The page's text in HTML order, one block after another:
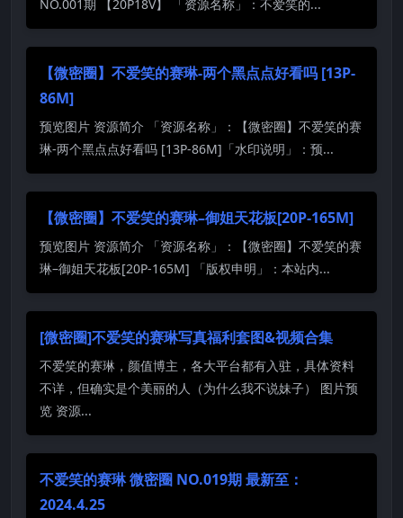
NO.001期 【20P18V】 「资源名称」：不爱笑的...
【微密圈】不爱笑的赛琳-两个黑点点好看吗 [13P-
86M]
预览图片 资源简介 「资源名称」：【微密圈】不爱笑的赛
琳-两个黑点点好看吗 [13P-86M]「水印说明」：预...
【微密圈】不爱笑的赛琳–御姐天花板[20P-165M]
预览图片 资源简介 「资源名称」：【微密圈】不爱笑的赛
琳–御姐天花板[20P-165M] 「版权申明」：本站内...
[微密圈]不爱笑的赛琳写真福利套图&视频合集
不爱笑的赛琳，颜值博主，各大平台都有入驻，具体资料
不详，但确实是个美丽的人（为什么我不说妹子） 图片预
览 资源...
不爱笑的赛琳 微密圈 NO.019期 最新至：
2024.4.25